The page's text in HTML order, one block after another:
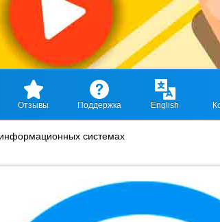
Отзывы Поддержка English
системах